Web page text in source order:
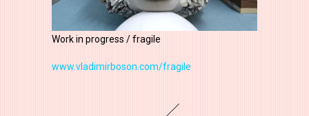
Work in progress / fragile
www.vladimirboson.com/fragile